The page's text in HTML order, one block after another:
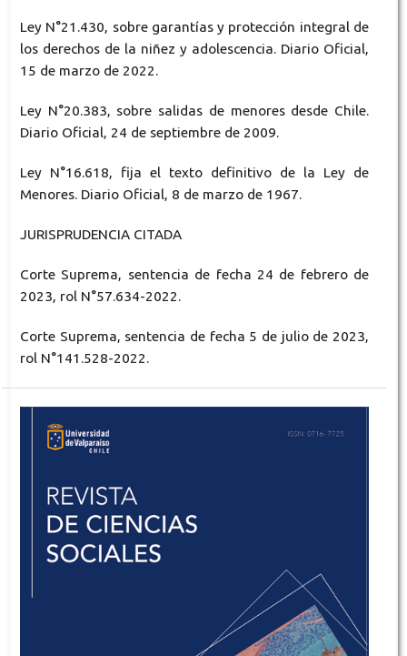
Ley N°21.430, sobre garantías y protección integral de
los derechos de la niñez y adolescencia. Diario Oficial,
15 de marzo de 2022.
Ley N°20.383, sobre salidas de menores desde Chile.
Diario Oficial, 24 de septiembre de 2009.
Ley N°16.618, fija el texto definitivo de la Ley de
Menores. Diario Oficial, 8 de marzo de 1967.
JURISPRUDENCIA CITADA
Corte Suprema, sentencia de fecha 24 de febrero de
2023, rol N°57.634-2022.
Corte Suprema, sentencia de fecha 5 de julio de 2023,
rol N°141.528-2022.